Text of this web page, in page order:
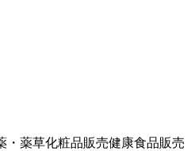
・薬草化粧品販売健康食品販売